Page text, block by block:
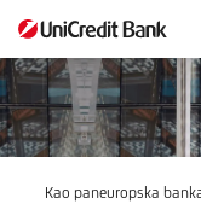
Upravljanje
Kao paneuropska